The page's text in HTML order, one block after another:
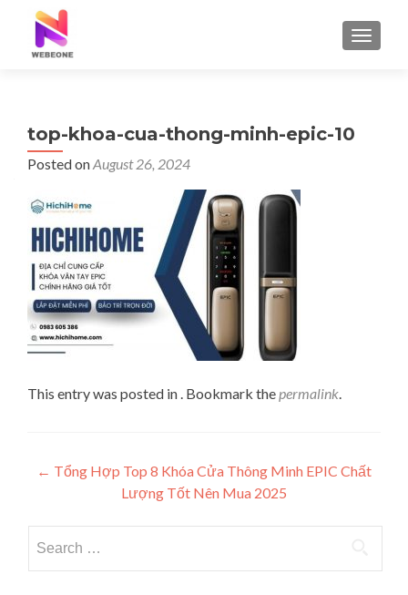
top-khoa-cua-thong-minh-epic-10
Posted onAugust 26, 2024
This entry was posted in . Bookmark thepermalink.
Post navigation
← Tổng Hợp Top 8 Khóa Cửa Thông Minh EPIC Chất
Lượng Tốt Nên Mua 2025